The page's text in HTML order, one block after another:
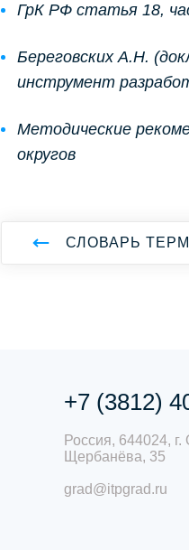
ГрК РФ статья 18,
Береговских А.Н.
инструмент
Методические
округов
СЛОВАРЬ
+7 (3812)
Россия, 644024, г.
Щербанёва, 35
grad@itpgrad.ru